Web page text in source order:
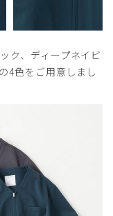
2025-02-14
少しポケットサイ
いていると良かっ
ょうから。）
ク、ディープネイビ
4色をご用意しまし